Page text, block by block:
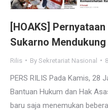
[HOAKS]
Sukarno Mendukung
Rilis By Sekretariat Nasional
PERS RILIS Pada Kamis, 28
Bantuan Hukum dan Hak
baru saja menemukan